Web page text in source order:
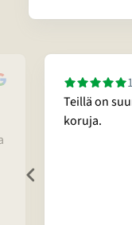
Teillä on
koruja.